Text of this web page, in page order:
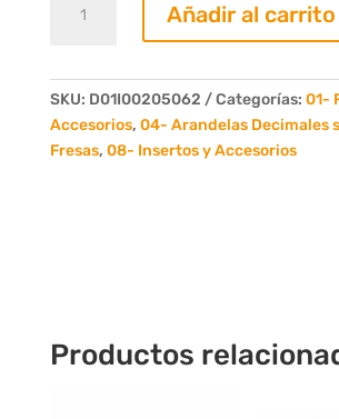
Reglaje
Eje
50
cantidad
Añadir al carrito
SKU: D01I00205062 Categorías: 01-
Accesorios, 04- Arandelas Decimales
Fresas, 08- Insertos y Accesorios
Productos